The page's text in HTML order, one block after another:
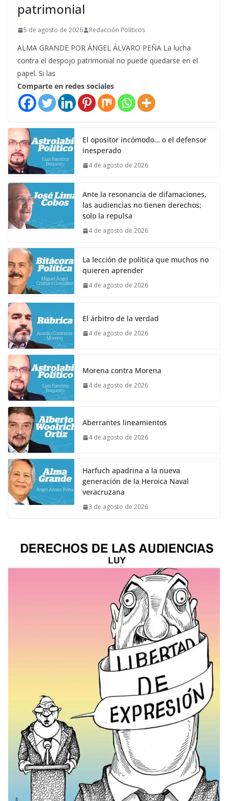
patrimonial
5 de agosto de 2026 Redacción Políticos
ALMA GRANDE POR ÁNGEL ÁLVARO PEÑA La lucha
contra el despojo patrimonial no puede quedarse en el
papel. Si las
Comparte en redes sociales
El opositor incómodo… o el defensor
inesperado
4 de agosto de 2026
Ante la resonancia de difamaciones,
las audiencias no tienen derechos;
solo la repulsa
4 de agosto de 2026
La lección de política que muchos no
quieren aprender
4 de agosto de 2026
El árbitro de la verdad
4 de agosto de 2026
Morena contra Morena
4 de agosto de 2026
Aberrantes lineamientos
4 de agosto de 2026
Harfuch apadrina a la nueva
generación de la Heroica Naval
veracruzana
3 de agosto de 2026